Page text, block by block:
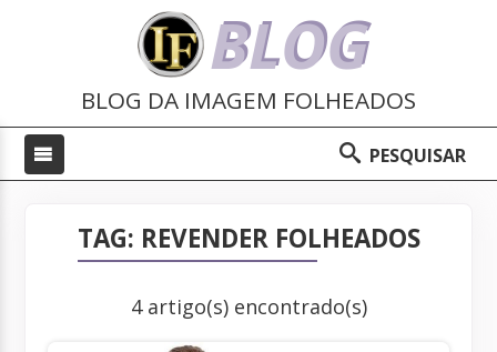
BLOG DA IMAGEM FOLHEADOS
BLOG
PESQUISAR
TAG: REVENDER FOLHEADOS
4 artigo(s) encontrado(s)